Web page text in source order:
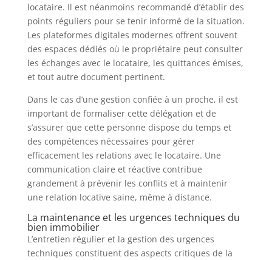
locataire. Il est néanmoins recommandé d’établir des
points réguliers pour se tenir informé de la situation.
Les plateformes digitales modernes offrent souvent
des espaces dédiés où le propriétaire peut consulter
les échanges avec le locataire, les quittances émises,
et tout autre document pertinent.
Dans le cas d’une gestion confiée à un proche, il est
important de formaliser cette délégation et de
s’assurer que cette personne dispose du temps et
des compétences nécessaires pour gérer
efficacement les relations avec le locataire. Une
communication claire et réactive contribue
grandement à prévenir les conflits et à maintenir
une relation locative saine, même à distance.
La maintenance et les urgences techniques du
bien immobilier
L’entretien régulier et la gestion des urgences
techniques constituent des aspects critiques de la